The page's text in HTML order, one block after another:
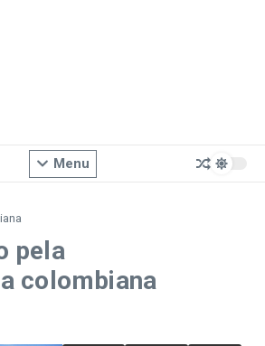
Menu
pela
colombiana